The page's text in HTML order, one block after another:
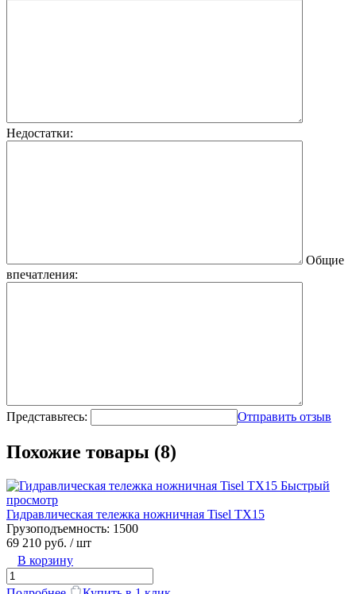
Недостатки:
Общие
впечатления:
Представьтесь: Отправить отзыв
Похожие товары (8)
Быстрый
просмотр
Гидравлическая тележка ножничная Tisel TX15
Грузоподъемность: 1500
69 210 руб. / шт
В корзину